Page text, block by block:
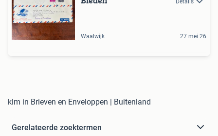
Waalwijk 27 mei 26
klm in Brieven en Enveloppen | Buitenland
Gerelateerde zoektermen